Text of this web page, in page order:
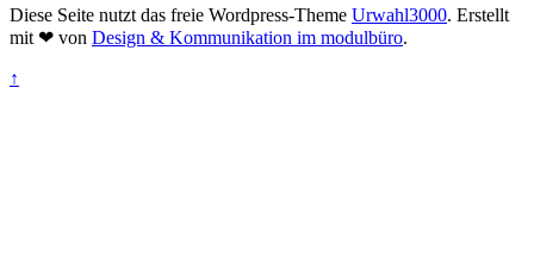
Diese Seite nutzt das freie Wordpress-Theme Urwahl3000. Erstellt
mit ❤ von Design & Kommunikation im modulbüro.
↑